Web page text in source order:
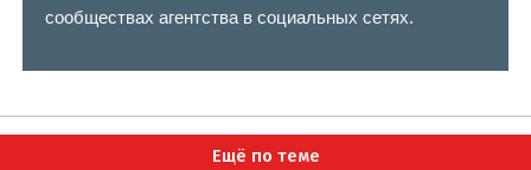
сообществах агентства в социальных сетях.
Ещё по теме